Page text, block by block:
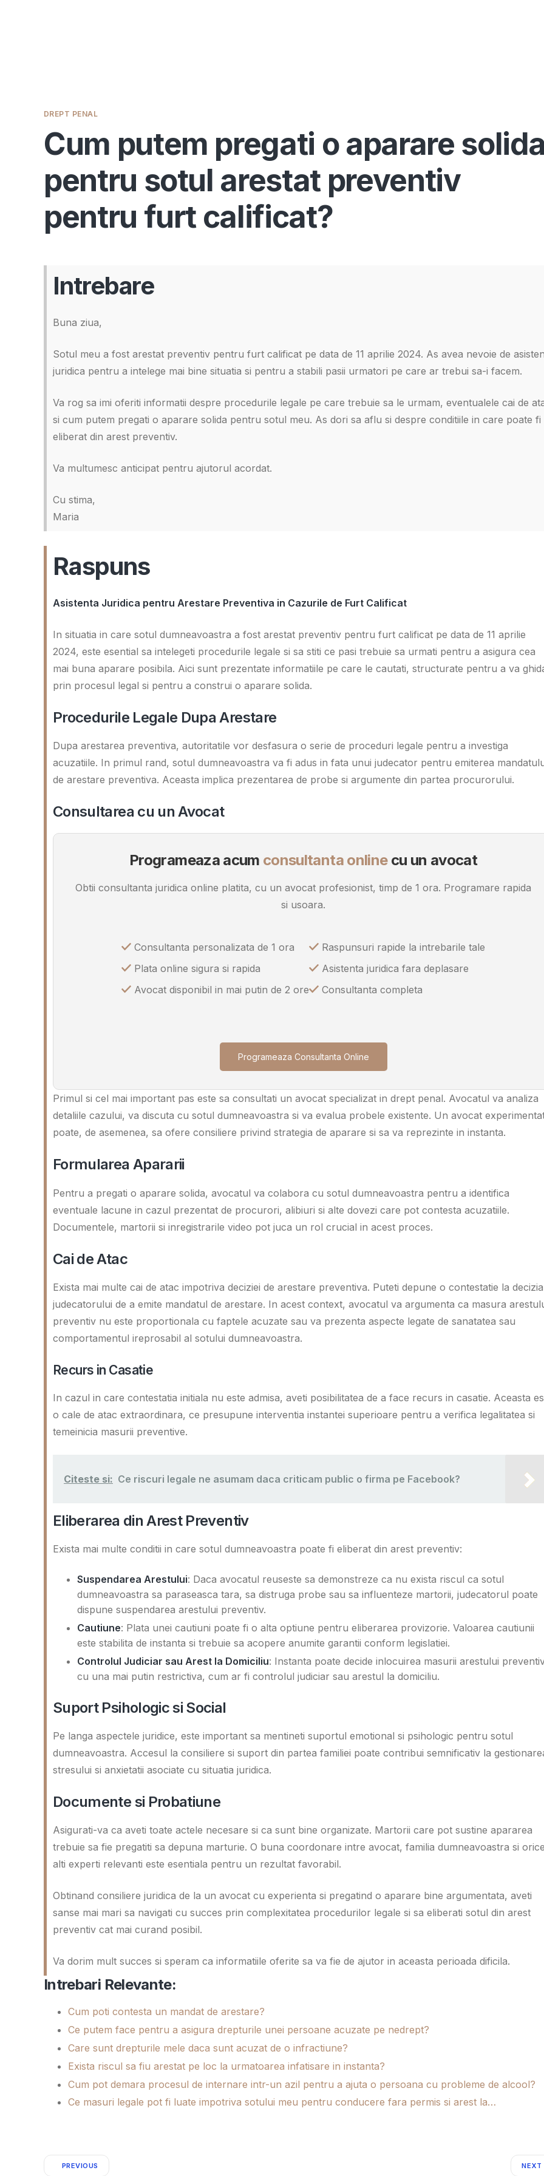
DREPT PENAL
Cum putem pregati o aparare
pentru sotul arestat preventiv
pentru furt calificat?
Intrebare
Buna ziua,
Sotul meu a fost arestat preventiv pentru furt calificat pe data de 11 aprilie 2024. As avea nevoie de
juridica pentru a intelege mai bine situatia si pentru a stabili pasii urmatori pe care ar trebui sa-i facem.
Va rog sa imi oferiti informatii despre procedurile legale pe care trebuie sa le urmam, eventualele cai de
si cum putem pregati o aparare solida pentru sotul meu. As dori sa aflu si despre conditiile in care poate fi
eliberat din arest preventiv.
Va multumesc anticipat pentru ajutorul acordat.
Cu stima,
Maria
Raspuns
Asistenta Juridica pentru Arestare Preventiva in Cazurile de Furt Calificat
In situatia in care sotul dumneavoastra a fost arestat preventiv pentru furt calificat pe data de 11 aprilie
2024, este esential sa intelegeti procedurile legale si sa stiti ce pasi trebuie sa urmati pentru a asigura cea
mai buna aparare posibila. Aici sunt prezentate informatiile pe care le cautati, structurate pentru a va
prin procesul legal si pentru a construi o aparare solida.
Procedurile Legale Dupa Arestare
Dupa arestarea preventiva, autoritatile vor desfasura o serie de proceduri legale pentru a investiga
acuzatiile. In primul rand, sotul dumneavoastra va fi adus in fata unui judecator pentru emiterea
de arestare preventiva. Aceasta implica prezentarea de probe si argumente din partea procurorului.
Consultarea cu un Avocat
Programeaza acum consultanta onlinecu un avocat
Obtii consultanta juridica online platita, cu un avocat profesionist, timp de 1 ora. Programare rapida
si usoara.
Consultanta personalizata de 1 ora
Plata online sigura si rapida
Avocat disponibil in mai putin de 2 ore
Raspunsuri rapide la intrebarile tale
Asistenta juridica fara deplasare
Consultanta completa
Programeaza Consultanta Online
Primul si cel mai important pas este sa consultati un avocat specializat in drept penal. Avocatul va analiza
detaliile cazului, va discuta cu sotul dumneavoastra si va evalua probele existente. Un avocat
poate, de asemenea, sa ofere consiliere privind strategia de aparare si sa va reprezinte in instanta.
Formularea Apararii
Pentru a pregati o aparare solida, avocatul va colabora cu sotul dumneavoastra pentru a identifica
eventuale lacune in cazul prezentat de procurori, alibiuri si alte dovezi care pot contesta acuzatiile.
Documentele, martorii si inregistrarile video pot juca un rol crucial in acest proces.
Cai de Atac
Exista mai multe cai de atac impotriva deciziei de arestare preventiva. Puteti depune o contestatie la decizia
judecatorului de a emite mandatul de arestare. In acest context, avocatul va argumenta ca masura
preventiv nu este proportionala cu faptele acuzate sau va prezenta aspecte legate de sanatatea sau
comportamentul ireprosabil al sotului dumneavoastra.
Recurs in Casatie
In cazul in care contestatia initiala nu este admisa, aveti posibilitatea de a face recurs in casatie. Aceasta
o cale de atac extraordinara, ce presupune interventia instantei superioare pentru a verifica legalitatea si
temeinicia masurii preventive.
Citeste si: Ce riscuri legale ne asumam daca criticam public o firma pe Facebook?
Eliberarea din Arest Preventiv
Exista mai multe conditii in care sotul dumneavoastra poate fi eliberat din arest preventiv:
Suspendarea Arestului: Daca avocatul reuseste sa demonstreze ca nu exista riscul ca sotul
dumneavoastra sa paraseasca tara, sa distruga probe sau sa influenteze martorii, judecatorul poate
dispune suspendarea arestului preventiv.
Cautiune: Plata unei cautiuni poate fi o alta optiune pentru eliberarea provizorie. Valoarea cautiunii
este stabilita de instanta si trebuie sa acopere anumite garantii conform legislatiei.
Controlul Judiciar sau Arest la Domiciliu: Instanta poate decide inlocuirea masurii arestului
cu una mai putin restrictiva, cum ar fi controlul judiciar sau arestul la domiciliu.
Suport Psihologic si Social
Pe langa aspectele juridice, este important sa mentineti suportul emotional si psihologic pentru sotul
dumneavoastra. Accesul la consiliere si suport din partea familiei poate contribui semnificativ la
stresului si anxietatii asociate cu situatia juridica.
Documente si Probatiune
Asigurati-va ca aveti toate actele necesare si ca sunt bine organizate. Martorii care pot sustine apararea
trebuie sa fie pregatiti sa depuna marturie. O buna coordonare intre avocat, familia dumneavoastra si
alti experti relevanti este esentiala pentru un rezultat favorabil.
Obtinand consiliere juridica de la un avocat cu experienta si pregatind o aparare bine argumentata, aveti
sanse mai mari sa navigati cu succes prin complexitatea procedurilor legale si sa eliberati sotul din arest
preventiv cat mai curand posibil.
Va dorim mult succes si speram ca informatiile oferite sa va fie de ajutor in aceasta perioada dificila.
Intrebari Relevante:
Cum poti contesta un mandat de arestare?
Ce putem face pentru a asigura drepturile unei persoane acuzate pe nedrept?
Care sunt drepturile mele daca sunt acuzat de o infractiune?
Exista riscul sa fiu arestat pe loc la urmatoarea infatisare in instanta?
Cum pot demara procesul de internare intr-un azil pentru a ajuta o persoana cu probleme de alcool?
Ce masuri legale pot fi luate impotriva sotului meu pentru conducere fara permis si arest la…
PREVIOUS NEXT